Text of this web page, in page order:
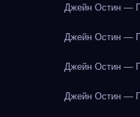
Джейн Остин —
Джейн Остин —
Джейн Остин —
Джейн Остин —